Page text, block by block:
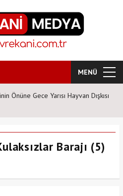
MENÜ
Önüne Gece Yarısı Hayvan Dışkısı
Barajı (5)